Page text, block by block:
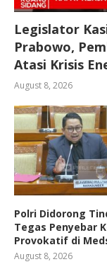
Legislator
Prabowo,
Atasi Krisis
August 8, 2026
Polri Didorong
Tegas Penyebar
Provokatif di
August 8, 2026